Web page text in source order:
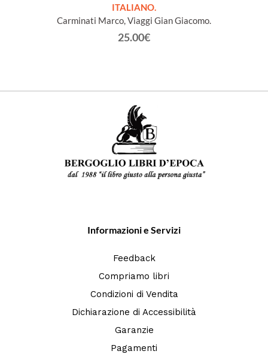
ITALIANO.
Carminati Marco, Viaggi Gian Giacomo.
25.00€
Informazioni e Servizi
Feedback
Compriamo libri
Condizioni di Vendita
Dichiarazione di Accessibilità
Garanzie
Pagamenti